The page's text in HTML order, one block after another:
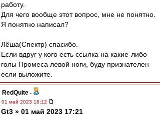
работу.
Для чего вообще этот вопрос, мне не понятно.
Я понятно написал?
Лёша(Спектр) спасибо.
Если вдруг у кого есть ссылка на какие-либо
голы Промеса левой ноги, буду признателен
если выложите.
RedQuite -
01 май 2023 18:12
Gt3 » 01 май 2023 17:21